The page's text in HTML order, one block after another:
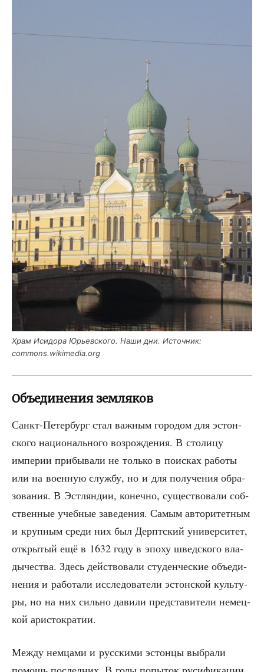
Храм Иси­до­ра Юрьев­ско­го. Наши дни. Источ­ник:
commons.wikimedia.org
Объединения земляков
Санкт-Петер­бург стал важ­ным горо­дом для эстон­
ско­го наци­о­наль­но­го воз­рож­де­ния. В сто­ли­цу
импе­рии при­бы­ва­ли не толь­ко в поис­ках рабо­ты
или на воен­ную служ­бу, но и для полу­че­ния обра­
зо­ва­ния. В Эст­лян­дии, конеч­но, суще­ство­ва­ли соб­
ствен­ные учеб­ные заве­де­ния. Самым авто­ри­тет­ным
и круп­ным сре­ди них был Дерпт­ский уни­вер­си­тет,
откры­тый ещё в 1632 году в эпо­ху швед­ско­го вла­
ды­че­ства. Здесь дей­ство­ва­ли сту­ден­че­ские объ­еди­
не­ния и рабо­та­ли иссле­до­ва­те­ли эстон­ской куль­ту­
ры, но на них силь­но дави­ли пред­ста­ви­те­ли немец­
кой аристократии.
Меж­ду нем­ца­ми и рус­ски­ми эстон­цы выбра­ли